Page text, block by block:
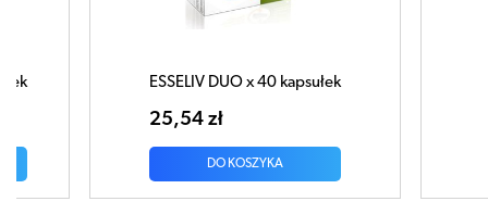
ESSELIV x 50 kapsułek
25,46 zł
DO KOSZYKA